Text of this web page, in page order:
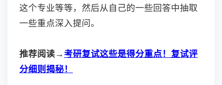
这个专业等等，然后从自己的一些回答中抽取
一些重点深入提问。
推荐阅读→考研复试这些是得分重点！复试评
分细则揭秘！